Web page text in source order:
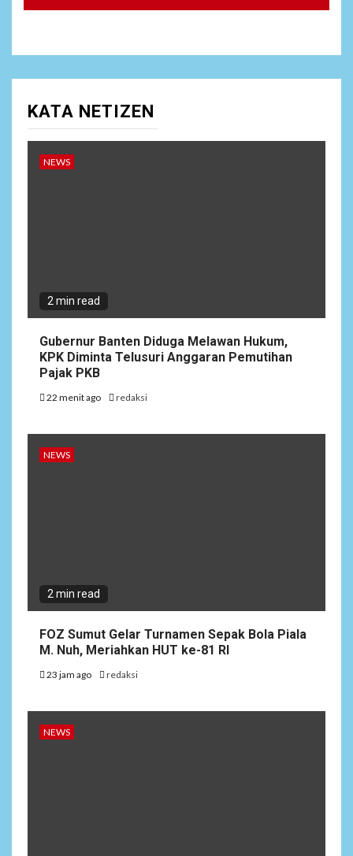
KATA NETIZEN
NEWS
2 min read
Gubernur Banten Diduga Melawan Hukum,
KPK Diminta Telusuri Anggaran Pemutihan
Pajak PKB
22 menit ago redaksi
NEWS
2 min read
FOZ Sumut Gelar Turnamen Sepak Bola Piala
M. Nuh, Meriahkan HUT ke-81 RI
23 jam ago redaksi
NEWS